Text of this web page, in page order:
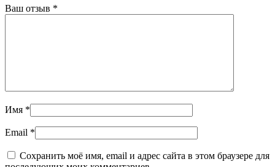
Ваш отзыв *
Имя *
Email *
Сохранить моё имя, email и адрес сайта в этом браузере для